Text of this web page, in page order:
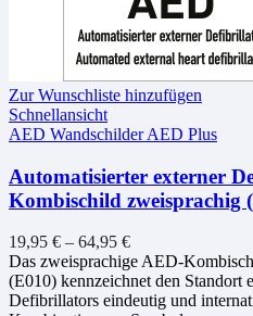
Zur Wunschliste hinzufügen
Schnellansicht
AED Wandschilder AED Plus
Automatisierter externer
Kombischild zweisprachig
19,95 € – 64,95 €
Das zweisprachige AED-
(E010) kennzeichnet den Standort
Defibrillators eindeutig und